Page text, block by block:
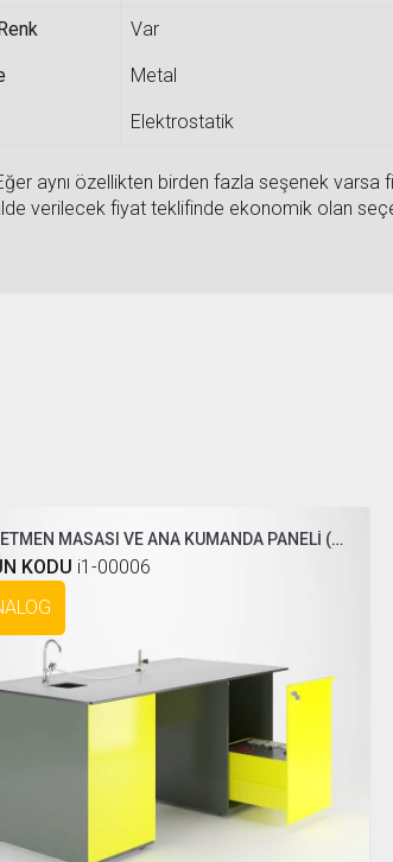
Var
Metal
Elektrostatik
aynı özellikten birden fazla seşenek
verilecek fiyat teklifinde ekonomik olan
ÖĞRETMEN MASASI VE ANA KUMANDA PANELİ ( COMPAKT )
KODU i1-00006